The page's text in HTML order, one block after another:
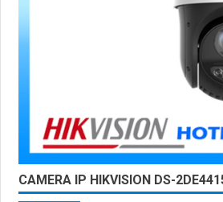
CAMERA IP HIKVISION DS-